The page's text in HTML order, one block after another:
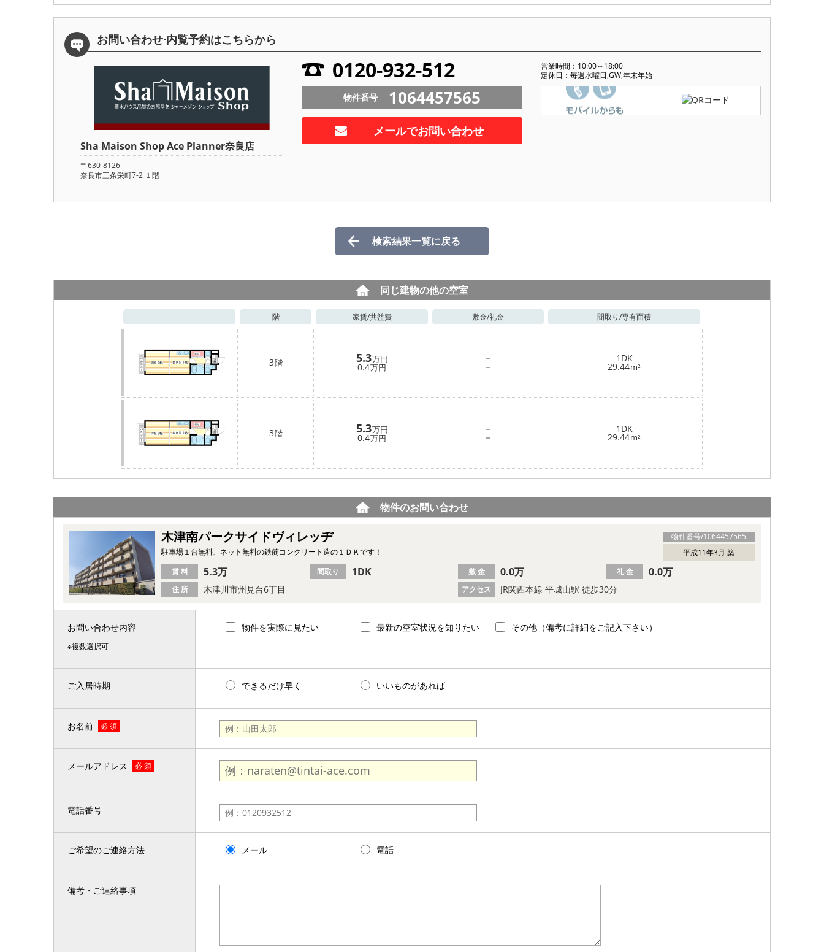
お問い合わせ·内覧予約はこちらから
Sha Maison Shop Ace Planner奈良店
〒630-8126
奈良市三条栄町7-2 １階
0120-932-512
営業時間：10:00～18:00
定休日：毎週水曜日,GW,年末年始
物件番号 1064457565
メールでお問い合わせ
検索結果一覧に戻る
同じ建物の他の空室
階 家賃/共益費 敷金/礼金 間取り/専有面積
3階 5.3万円
0.4万円
－
－
1DK
29.44m²
3階 5.3万円
0.4万円
－
－
1DK
29.44m²
物件のお問い合わせ
物件番号/1064457565
木津南パークサイドヴィレッヂ
平成11年3月 築
駐車場１台無料、ネット無料の鉄筋コンクリート造の１ＤＫです！
住 所 木津川市州見台6丁目 アクセス JR関西本線 平城山駅 徒歩30分
賃 料 5.3万 間取り 1DK 敷 金 0.0万 礼 金 0.0万
お問い合わせ内容
※複数選択可
物件を実際に見たい 最新の空室状況を知りたい その他（備考に詳細をご記入下さい）
ご入居時期 できるだけ早く いいものがあれば
お名前 必 須
メールアドレス 必 須
電話番号
ご希望のご連絡方法 メール 電話
備考・ご連絡事項